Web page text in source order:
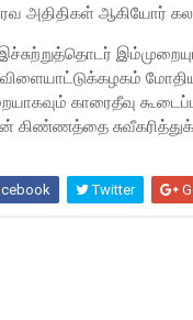
அதிதிகள் ஆகியோர்
காரைதீவு
கிண்ணத்தை
Twitter